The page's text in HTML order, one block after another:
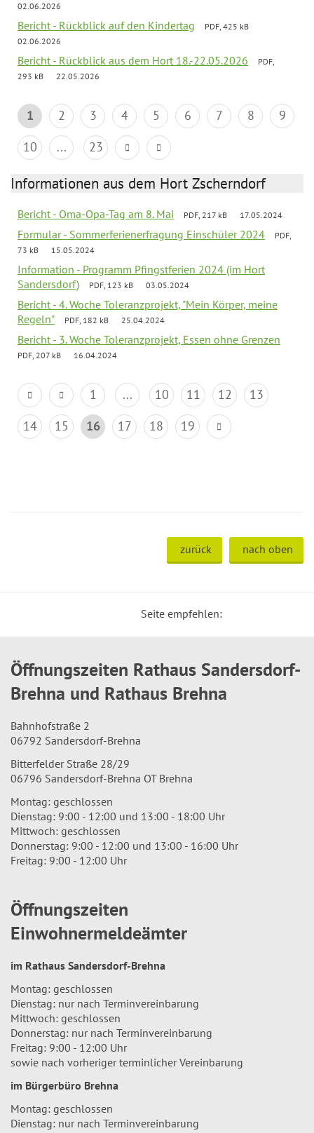
02.06.2026
Bericht - Rückblick auf den Kindertag
PDF, 425 kB
02.06.2026
Bericht - Rückblick aus dem Hort 18.-22.05.2026
PDF,
293 kB
22.05.2026
1 2 3 4 5 6 7 8
9
10
... 23
Informationen aus dem Hort Zscherndorf
Bericht - Oma-Opa-Tag am 8. Mai PDF, 217 kB 17.05.2024
Formular - Sommerferienerfragung Einschüler 2024
PDF,
73 kB
15.05.2024
Information - Programm Pfingstferien 2024 (im Hort
Sandersdorf)
PDF, 123 kB 03.05.2024
Bericht - 4. Woche Toleranzprojekt, "Mein Körper, meine
Regeln"
PDF, 182 kB 25.04.2024
Bericht - 3. Woche Toleranzprojekt, Essen ohne Grenzen
PDF, 207 kB 16.04.2024
1 ... 10 11 12
13
14
15 16 17 18 19
zurück nach oben
Seite empfehlen:
Öffnungszeiten Rathaus Sandersdorf-
Brehna und Rathaus Brehna
Bahnhofstraße 2
06792 Sandersdorf-Brehna
Bitterfelder Straße 28/29
06796 Sandersdorf-Brehna OT Brehna
Montag: geschlossen
Dienstag: 9:00 - 12:00 und 13:00 - 18:00 Uhr
Mittwoch: geschlossen
Donnerstag: 9:00 - 12:00 und 13:00 - 16:00 Uhr
Freitag: 9:00 - 12:00 Uhr
Öffnungszeiten
Einwohnermeldeämter
im Rathaus Sandersdorf-Brehna
Montag: geschlossen
Dienstag: nur nach Terminvereinbarung
Mittwoch: geschlossen
Donnerstag: nur nach Terminvereinbarung
Freitag: 9:00 - 12:00 Uhr
sowie nach vorheriger terminlicher Vereinbarung
im Bürgerbüro Brehna
Montag: geschlossen
Dienstag: nur nach Terminvereinbarung